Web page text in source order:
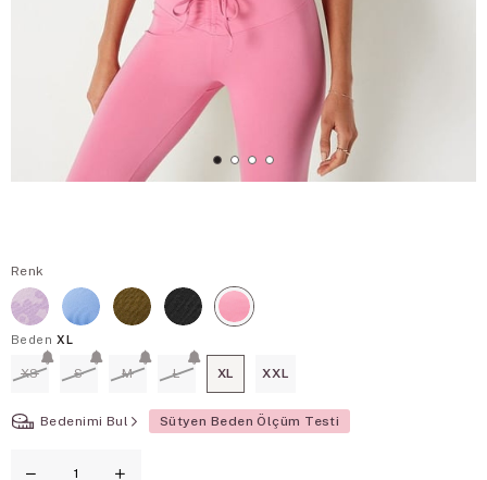
Renk
Beden XL
XS S M L XL XXL
Bedenimi Bul Sütyen Beden Ölçüm Testi